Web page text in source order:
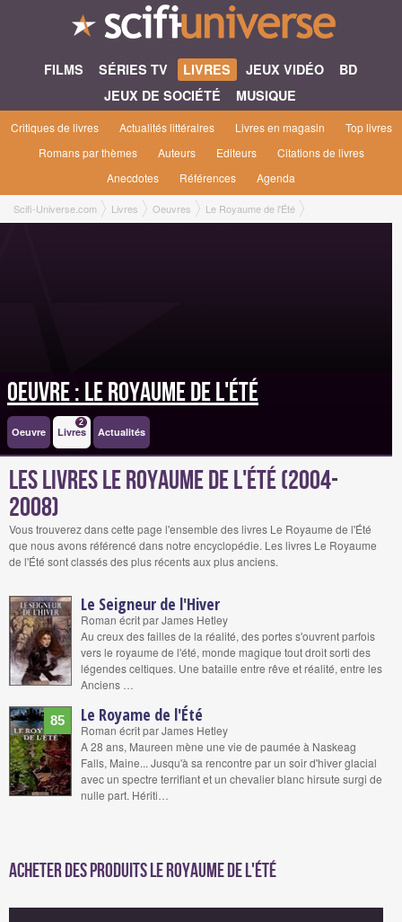
FILMS SÉRIES TV LIVRES JEUX VIDÉO
BD
JEUX DE SOCIÉTÉ
MUSIQUE
Critiques de livres Actualités littéraires Livres en magasin
Top livres
Romans par thèmes
Auteurs Editeurs
Citations de livres
Anecdotes
Références Agenda
Scifi-Universe.com Livres Oeuvres Le Royaume de l'Été
Oeuvre : Le Royaume de l'Été
Oeuvre Livres
2
Actualités
Les livres Le Royaume de l'Été (2004-
2008)
Vous trouverez dans cette page l'ensemble des livres Le Royaume de l'Été
que nous avons référencé dans notre encyclopédie. Les livres Le Royaume
de l'Été sont classés des plus récents aux plus anciens.
Le Seigneur de l'Hiver
Roman écrit par James Hetley
Au creux des failles de la réalité, des portes s'ouvrent parfois
vers le royaume de l'été, monde magique tout droit sorti des
légendes celtiques. Une bataille entre rêve et réalité, entre les
Anciens …
85 Le Royame de l'Été
Roman écrit par James Hetley
A 28 ans, Maureen mène une vie de paumée à Naskeag
Falls, Maine... Jusqu'à sa rencontre par un soir d'hiver glacial
avec un spectre terrifiant et un chevalier blanc hirsute surgi de
nulle part. Hériti…
Acheter des produits Le Royaume de l'Été